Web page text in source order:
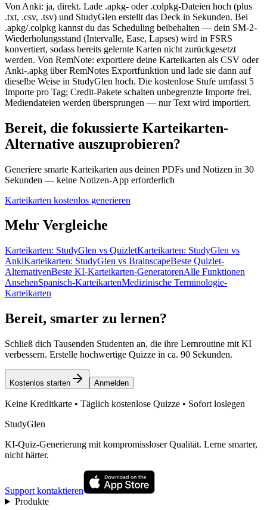
Von Anki: ja, direkt. Lade .apkg- oder .colpkg-Dateien hoch (plus
.txt, .csv, .tsv) und StudyGlen erstellt das Deck in Sekunden. Bei
.apkg/.colpkg kannst du das Scheduling beibehalten — dein SM-2-
Wiederholungsstand (Intervalle, Ease, Lapses) wird in FSRS
konvertiert, sodass bereits gelernte Karten nicht zurückgesetzt
werden. Von RemNote: exportiere deine Karteikarten als CSV oder
Anki-.apkg über RemNotes Exportfunktion und lade sie dann auf
dieselbe Weise in StudyGlen hoch. Die kostenlose Stufe umfasst 5
Importe pro Tag; Credit-Pakete schalten unbegrenzte Importe frei.
Mediendateien werden übersprungen — nur Text wird importiert.
Bereit, die fokussierte Karteikarten-
Alternative auszuprobieren?
Generiere smarte Karteikarten aus deinen PDFs und Notizen in 30
Sekunden — keine Notizen-App erforderlich
Karteikarten kostenlos generieren
Mehr Vergleiche
Karteikarten: StudyGlen vs QuizletKarteikarten: StudyGlen vs
AnkiKarteikarten: StudyGlen vs BrainscapeBeste Quizlet-
AlternativenBeste KI-Karteikarten-GeneratorenAlle Funktionen
AnsehenSpanisch-KarteikartenMedizinische Terminologie-
Karteikarten
Bereit, smarter zu lernen?
Schließ dich Tausenden Studenten an, die ihre Lernroutine mit KI
verbessern. Erstelle hochwertige Quizze in ca. 90 Sekunden.
Kostenlos starten Anmelden
Keine Kreditkarte • Täglich kostenlose Quizze • Sofort loslegen
StudyGlen
KI-Quiz-Generierung mit kompromissloser Qualität. Lerne smarter,
nicht härter.
Support kontaktieren
Produkte